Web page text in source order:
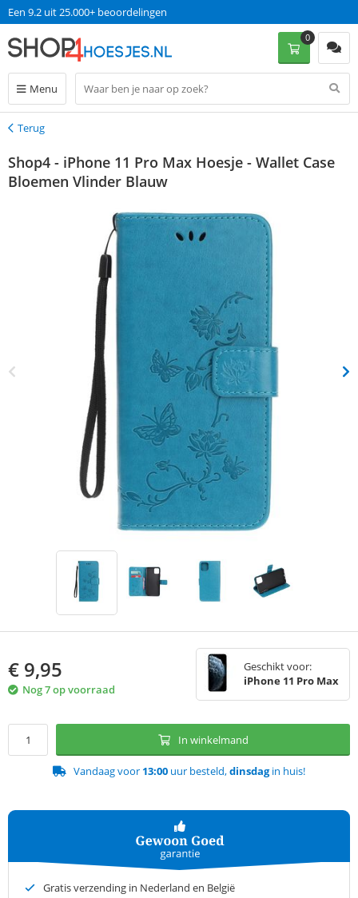
Een 9.2 uit 25.000+ beoordelingen
Menu
0
Terug
Terug
Shop4 - iPhone 11 Pro Max Hoesje - Wallet Case
Bloemen Vlinder Blauw
€ 9,95
Nog 7 op voorraad
Geschikt voor:
iPhone 11 Pro Max
In winkelmand
Vandaag voor 13:00 uur besteld,dinsdagin huis!
Gratis verzending in Nederland en België